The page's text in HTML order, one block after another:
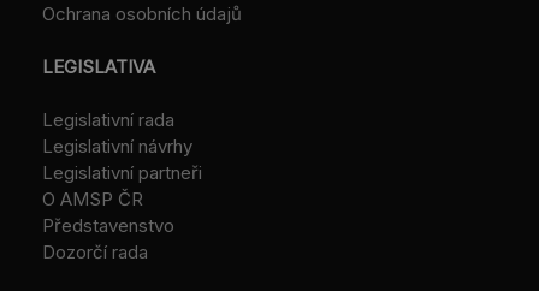
Ochrana osobních údajů
LEGISLATIVA
Legislativní rada
Legislativní návrhy
Legislativní partneři
O AMSP ČR
Představenstvo
Dozorčí rada